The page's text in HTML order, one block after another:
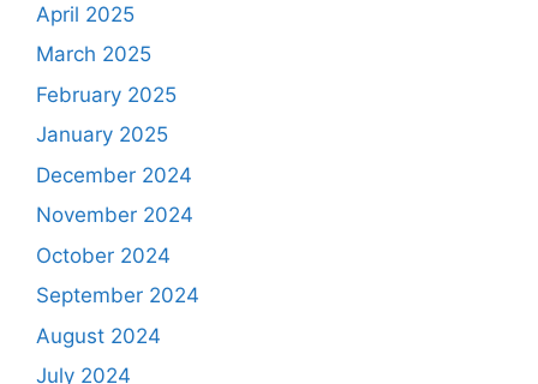
April 2025
March 2025
February 2025
January 2025
December 2024
November 2024
October 2024
September 2024
August 2024
July 2024